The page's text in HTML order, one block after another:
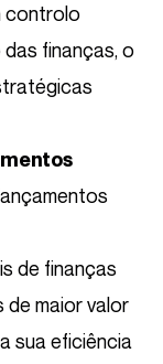
controlo
finanças, o
de finanças
maior valor
sua eficiência